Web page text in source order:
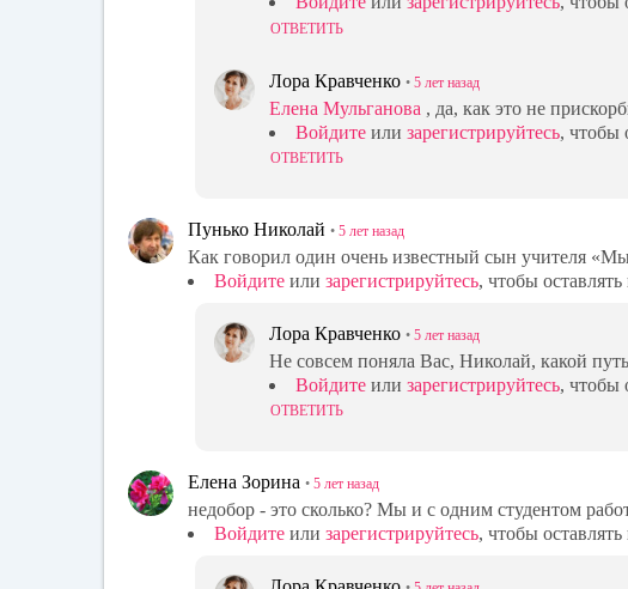
ОТВЕТИТЬ
Лора Кравченко • 5 лет назад
Елена Мульганова , да, как это не
Войдите или зарегистрируйтесь, чтобы
ОТВЕТИТЬ
Пунько Николай • 5 лет назад
Как говорил один очень известный сын учителя
Войдите или зарегистрируйтесь, чтобы
Лора Кравченко • 5 лет назад
Не совсем поняла Вас, Николай, какой
Войдите или зарегистрируйтесь, чтобы
ОТВЕТИТЬ
Елена Зорина • 5 лет назад
недобор - это сколько? Мы и с одним студентом
Войдите или зарегистрируйтесь, чтобы